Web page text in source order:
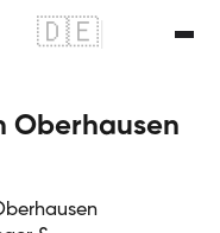
🇩🇪
Oberhausen